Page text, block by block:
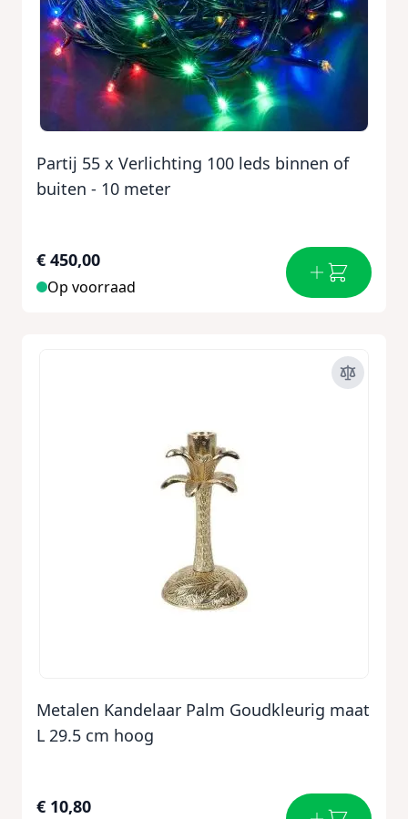
Partij 55 x Verlichting 100 leds binnen of
buiten - 10 meter
€ 450,00
Op voorraad
Metalen Kandelaar Palm Goudkleurig maat
L 29.5 cm hoog
€ 10,80